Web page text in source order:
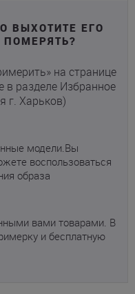
ВЫХОТИТЕ ЕГО
на странице
в разделе Избранное
г. Харьков)
модели.Вы
воспользоваться
образа
вами товарами. В
и бесплатную